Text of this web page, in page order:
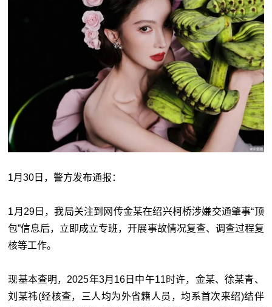
1月30日，警方发布通报：
1月29日，我局关注到网传金某在绍兴柯桥涉嫌交通肇事“顶
包”信息后，立即成立专班，开展事故情况复查、调查过程复
核等工作。
现基本查明，2025年3月16日中午11时许，金某、徐某青、
刘某祎(经核查，三人均为外省籍人员，均系首次来绍)结伴